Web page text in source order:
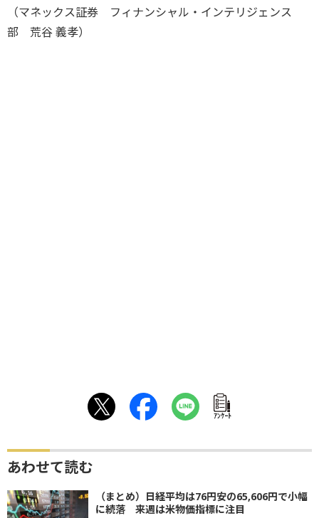
（マネックス証券 フィナンシャル・インテリジェンス
部 荒谷 義孝）
ｱﾝｹｰﾄ
あわせて読む
（まとめ）日経平均は76円安の65,606円で小幅
に続落 来週は米物価指標に注目